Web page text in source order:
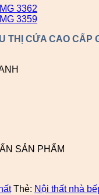
THỊ CỬA CAO CẤP
SẢN PHẨM
Thẻ: Nội thất nhà